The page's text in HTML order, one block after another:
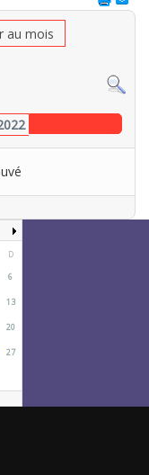
au mois
D
6
13
20
27